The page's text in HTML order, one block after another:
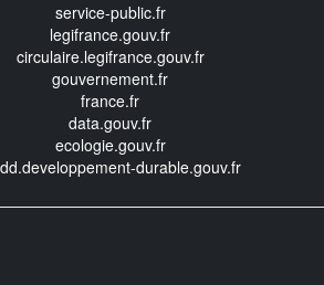
service-public.fr
legifrance.gouv.fr
circulaire.legifrance.gouv.fr
gouvernement.fr
france.fr
data.gouv.fr
ecologie.gouv.fr
durable.gouv.fr